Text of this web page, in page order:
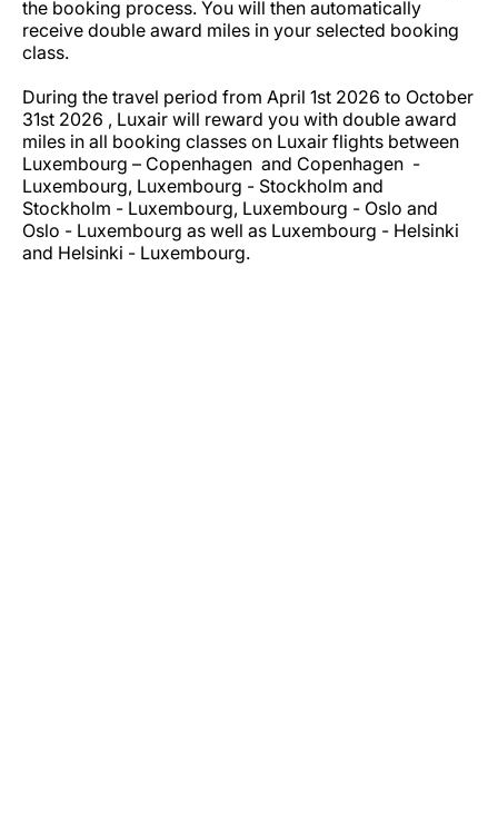
the booking process. You will then automatically
receive double award miles in your selected booking
class.
During the travel period from April 1st 2026 to October
31st 2026 , Luxair will reward you with double award
miles in all booking classes on Luxair flights between
Luxembourg – Copenhagen and Copenhagen -
Luxembourg, Luxembourg - Stockholm and
Stockholm - Luxembourg, Luxembourg - Oslo and
Oslo - Luxembourg as well as Luxembourg - Helsinki
and Helsinki - Luxembourg.